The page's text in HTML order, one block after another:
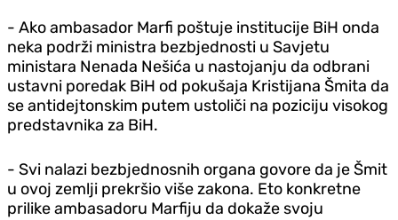
- Ako ambasador Marfi poštuje institucije BiH onda
neka podrži ministra bezbjednosti u Savjetu
ministara Nenada Nešića u nastojanju da odbrani
ustavni poredak BiH od pokušaja Kristijana Šmita da
se antidejtonskim putem ustoliči na poziciju visokog
predstavnika za BiH.
- Svi nalazi bezbjednosnih organa govore da je Šmit
u ovoj zemlji prekršio više zakona. Eto konkretne
prilike ambasadoru Marfiju da dokaže svoju